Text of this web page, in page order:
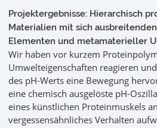
Projektergebnisse: Hierarchisch
Materialien mit sich
Elementen und metamaterieller
Wir haben vor kurzem
Umwelteigenschaften reagieren
des pH-Werts eine Bewegung
eine chemisch ausgelöste pH-
eines künstlichen Proteinmuskels
vergessensähnliches Verhalten